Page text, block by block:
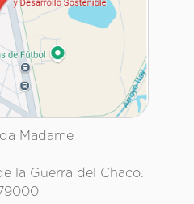
Madame
la Guerra del Chaco.